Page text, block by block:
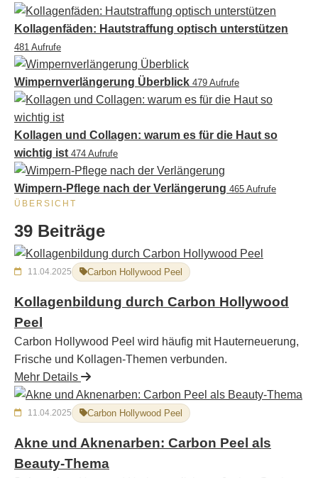
Kollagenfäden: Hautstraffung optisch unterstützen
481 Aufrufe
Wimpernverlängerung Überblick 479 Aufrufe
Kollagen und Collagen: warum es für die Haut so
wichtig ist 474 Aufrufe
Wimpern-Pflege nach der Verlängerung 465 Aufrufe
ÜBERSICHT
39 Beiträge
11.04.2025 Carbon Hollywood Peel
Kollagenbildung durch Carbon Hollywood
Peel
Carbon Hollywood Peel wird häufig mit Hauterneuerung,
Frische und Kollagen-Themen verbunden.
Mehr Details
11.04.2025 Carbon Hollywood Peel
Akne und Aknenarben: Carbon Peel als
Beauty-Thema